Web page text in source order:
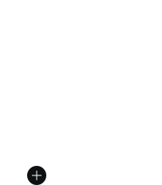
en baisse de € 139,99 à